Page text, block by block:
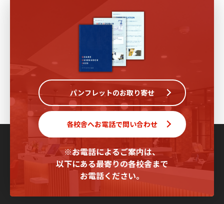
パンフレットのお取り寄せ
各校舎へお電話で問い合わせ
※お電話によるご案内は、
以下にある最寄りの各校舎まで
お電話ください。